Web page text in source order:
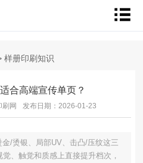
样册印刷知识
合高端宣传单页？
网 发布日期：2026-01-23
/烫银、局部UV、击凸/压纹‌这三
、触觉和质感上直接提升档次，